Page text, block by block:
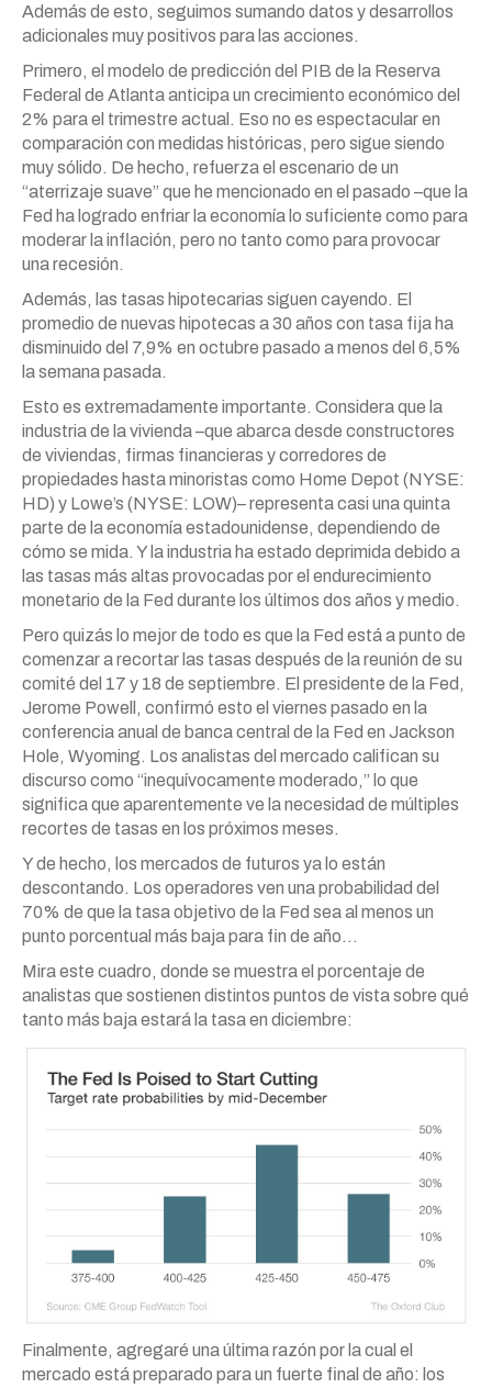
Además de esto, seguimos sumando datos y desarrollos
adicionales muy positivos para las acciones.
Primero, el modelo de predicción del PIB de la Reserva
Federal de Atlanta anticipa un crecimiento económico del
2% para el trimestre actual. Eso no es espectacular en
comparación con medidas históricas, pero sigue siendo
muy sólido. De hecho, refuerza el escenario de un
“aterrizaje suave” que he mencionado en el pasado –que la
Fed ha logrado enfriar la economía lo suficiente como para
moderar la inflación, pero no tanto como para provocar
una recesión.
Además, las tasas hipotecarias siguen cayendo. El
promedio de nuevas hipotecas a 30 años con tasa fija ha
disminuido del 7,9% en octubre pasado a menos del 6,5%
la semana pasada.
Esto es extremadamente importante. Considera que la
industria de la vivienda –que abarca desde constructores
de viviendas, firmas financieras y corredores de
propiedades hasta minoristas como Home Depot (NYSE:
HD) y Lowe’s (NYSE: LOW)– representa casi una quinta
parte de la economía estadounidense, dependiendo de
cómo se mida. Y la industria ha estado deprimida debido a
las tasas más altas provocadas por el endurecimiento
monetario de la Fed durante los últimos dos años y medio.
Pero quizás lo mejor de todo es que la Fed está a punto de
comenzar a recortar las tasas después de la reunión de su
comité del 17 y 18 de septiembre. El presidente de la Fed,
Jerome Powell, confirmó esto el viernes pasado en la
conferencia anual de banca central de la Fed en Jackson
Hole, Wyoming. Los analistas del mercado califican su
discurso como “inequívocamente moderado,” lo que
significa que aparentemente ve la necesidad de múltiples
recortes de tasas en los próximos meses.
Y de hecho, los mercados de futuros ya lo están
descontando. Los operadores ven una probabilidad del
70% de que la tasa objetivo de la Fed sea al menos un
punto porcentual más baja para fin de año…
Mira este cuadro, donde se muestra el porcentaje de
analistas que sostienen distintos puntos de vista sobre qué
tanto más baja estará la tasa en diciembre:
Finalmente, agregaré una última razón por la cual el
mercado está preparado para un fuerte final de año: los